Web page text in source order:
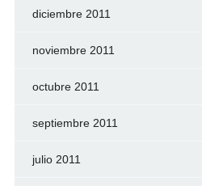
diciembre 2011
noviembre 2011
octubre 2011
septiembre 2011
julio 2011